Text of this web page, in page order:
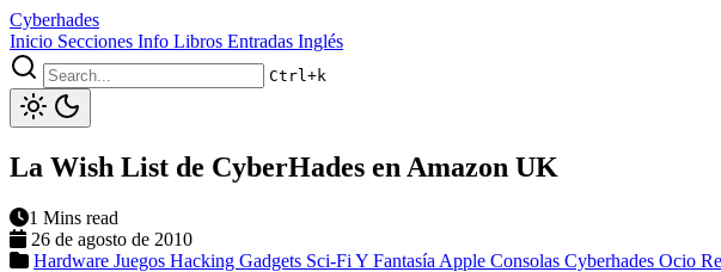
Cyberhades
Inicio Secciones Info Libros Entradas Inglés
Ctrl+k
La Wish List de CyberHades en Amazon UK
1 Mins read
26 de agosto de 2010
Hardware Juegos Hacking Gadgets Sci-Fi Y Fantasía Apple Consolas Cyberhades Ocio